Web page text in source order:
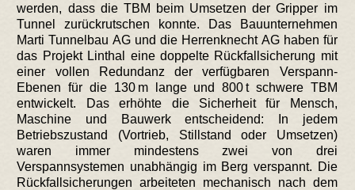
werden, dass die TBM beim Umsetzen der Gripper im
Tunnel zurückrutschen konnte. Das Bauunternehmen
Marti Tunnelbau AG und die Herrenknecht AG haben für
das Projekt Linthal eine doppelte Rückfallsicherung mit
einer vollen Redundanz der verfügbaren Verspann-
Ebenen für die 130 m lange und 800 t schwere TBM
entwickelt. Das erhöhte die Sicherheit für Mensch,
Maschine und Bauwerk entscheidend: In jedem
Betriebszustand (Vortrieb, Stillstand oder Umsetzen)
waren immer mindestens zwei von drei
Verspannsystemen unabhängig im Berg verspannt. Die
Rückfallsicherungen arbeiteten mechanisch nach dem